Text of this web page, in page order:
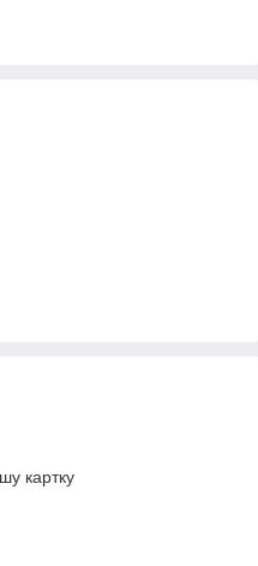
картку